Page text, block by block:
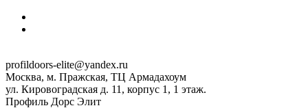
profildoors-elite@yandex.ru
Москва, м. Пражская, ТЦ Армадахоум
ул. Кировоградская д. 11, корпус 1, 1 этаж.
Профиль Дорс Элит